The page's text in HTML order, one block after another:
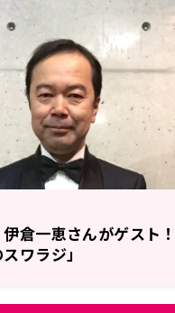
倉一恵さんがゲスト！
ワラジ」